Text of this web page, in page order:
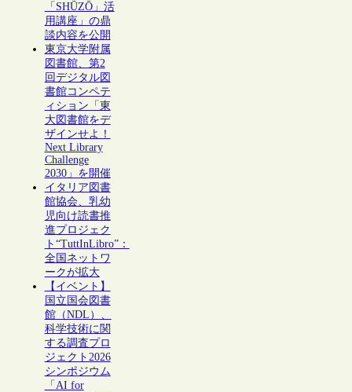
「SHŪZŌ」活
用講座」の鼎
談内容を公開
東京大学附属
図書館、第2
回デジタル図
書館コンペテ
ィション「東
大図書館をデ
ザインせよ！
Next Library
Challenge
2030」を開催
イタリア図書
館協会、乳幼
児向け読書推
進プロジェク
ト“TuttInLibro”：
全国ネットワ
ークが拡大
【イベント】
国立国会図書
館（NDL）、
科学技術に関
する調査プロ
ジェクト2026
シンポジウム
「AI for